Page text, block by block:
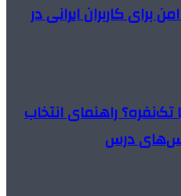
کاربران ایرانی در
راهنمای انتخاب
درس